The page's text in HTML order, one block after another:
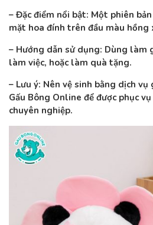
– Đặc điểm nổi bật: Một phiên
mặt hoa đính trên đầu màu hồng
– Hướng dẫn sử dụng: Dùng làm
làm việc, hoặc làm quà tặng.
– Lưu ý: Nên vệ sinh bằng dịch
Gấu Bông Online để được phục
chuyên nghiệp.